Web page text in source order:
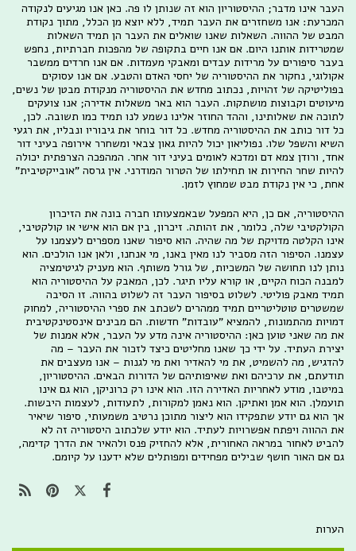
העבר אינו מדבר; ההיסטוריון הוא זה שנותן לו פה. כאן אנו מגיעים לנקודה
המכרעת: אנו משחזרים את העבר תמיד, ללא יוצא מן הכלל, מתוך נקודת
המבט של ההווה. השאלות שאנו שואלים את העבר הן תמיד השאלות
שמטרידות אותנו היום. אם אנו חיים בתקופה של מהפכות חברתיות, נחפש
בעבר סיפורים על מרידות עבדים ומאבקי מעמדות. אם אנו חרדים ממשבר
אקולוגי, נחקור את ההיסטוריה של יחסי האדם והטבע. אם אנו עסוקים
בפוליטיקה של זהויות, נכתוב מחדש את ההיסטוריה מנקודת מבטן של נשים,
מיעוטים וקבוצות מושתקות. העבר הוא באר משאלות אדירה; אנו צועקים
לתוכה את שאלותינו, וההד החוזר אלינו נשמע לנו תמיד כמו תשובה. לכן,
כל דור כותב את ההיסטוריה מחדש. כל דור בוחר את גיבוריו ונבליו, את רגעי
השיא והשפל שלו. נפוליאון יכול להיות גאון צבאי ומשחרר אירופה בעיני דור
אחד, ורודן צמא דם ומדכא לאומים בעיני דור אחר. המהפכה הצרפתית יכולה
להיות שחר החירות או תחילתו של הטרור המודרני. אין גרסה "אובייקטיבית"
אחת, כי אין נקודת מבט שמחוץ לזמן.
ההיסטוריה, אם כן, היא המפעל שבאמצעותו חברה בונה את הזיכרון
הקולקטיבי שלה, כלומר, את זהותה. זיכרון, בין אם הוא אישי או קולקטיבי,
אינו הקלטה מדויקת של מה שהיה. הוא סיפור שאנו מספרים לעצמנו על
עצמנו. הסיפור הזה מסביר לנו מאין באנו, מי אנחנו, ולאן אנו הולכים. הוא
נותן לנו תחושה של המשכיות, של גורל משותף. הוא מעניק לגיטימציה
למבנה הכוח הקיים, או קורא עליו תיגר. לכן, המאבק על ההיסטוריה הוא
תמיד מאבק פוליטי. לשלוט בסיפור העבר זה לשלוט בהווה. זו הסיבה
שמשטרים טוטליטריים תמיד ממהרים לשכתב את ספרי ההיסטוריה, למחוק
דמויות מהתמונות, להמציא "עובדות" חדשות. הם מבינים אינסטינקטיבית
את מה שאני טוען כאן: ההיסטוריה אינה מדע על העבר, אלא אמנות של
יצירת העתיד. על ידי כך שאנו מחליטים כיצד לזכור את העבר – מה
להדגיש, מה להשמיט, את מי להאדיר ואת מי לגנות – אנו מעצבים את
תודעתם, את ערכיהם ואת שאיפותיהם של הדורות הבאים. ההיסטוריון,
במיטבו, מודע לאחריות האדירה הזו. הוא אינו רק כרוניקן, הוא גם אינו
תועמלן. הוא אמן ואתיקן. הוא נאמן למקורות, לתעודות, לעצמות היבשות.
אך הוא גם יודע שתפקידו הוא ליצור מתוכן נרטיב משמעותי, סיפור שיאיר
את ההווה ויפתח אפשרויות לעתיד. הוא יודע שלכתוב היסטוריה זה לא
להביט לאחור במראה האחורית, אלא להחזיק פנס ולהאיר את הדרך קדימה,
גם אם האור חושף שבילים מפחידים ומפותלים שלא ידענו על קיומם.
הערות